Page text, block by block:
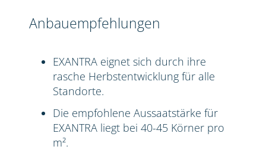
Anbauempfehlungen
EXANTRA eignet sich durch ihre
rasche Herbstentwicklung für alle
Standorte.
Die empfohlene Aussaatstärke für
EXANTRA liegt bei 40-45 Körner pro
m².